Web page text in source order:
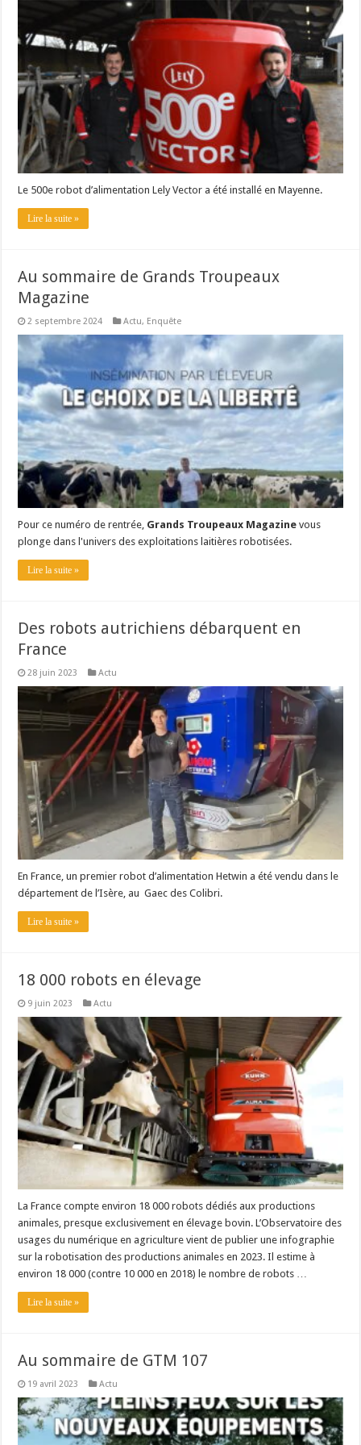
Les canicules freinent la collecte laitière
Le 500e robot d’alimentation Lely Vector a été installé en Mayenne.
Lire la suite »
Au sommaire de Grands Troupeaux
Magazine
2 septembre 2024 Actu, Enquête
Pour ce numéro de rentrée, Grands Troupeaux Magazine vous
plonge dans l'univers des exploitations laitières robotisées.
Lire la suite »
Des robots autrichiens débarquent en
France
28 juin 2023 Actu
En France, un premier robot d’alimentation Hetwin a été vendu dans le
département de l’Isère, au Gaec des Colibri.
Lire la suite »
18 000 robots en élevage
9 juin 2023 Actu
La France compte environ 18 000 robots dédiés aux productions
animales, presque exclusivement en élevage bovin. L’Observatoire des
usages du numérique en agriculture vient de publier une infographie
sur la robotisation des productions animales en 2023. Il estime à
environ 18 000 (contre 10 000 en 2018) le nombre de robots …
Lire la suite »
Au sommaire de GTM 107
19 avril 2023 Actu